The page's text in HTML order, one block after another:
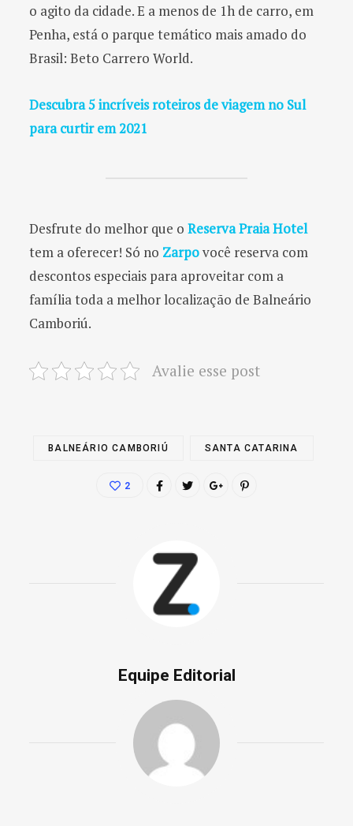
o agito da cidade. E a menos de 1h de carro, em
Penha, está o parque temático mais amado do
Brasil: Beto Carrero World.
Descubra 5 incríveis roteiros de viagem no Sul
para curtir em 2021
Desfrute do melhor que o Reserva Praia Hotel
tem a oferecer! Só no Zarpovocê reserva com
descontos especiais para aproveitar com a
família toda a melhor localização de Balneário
Camboriú.
Avalie esse post
BALNEÁRIO CAMBORIÚ SANTA CATARINA
2
Equipe Editorial